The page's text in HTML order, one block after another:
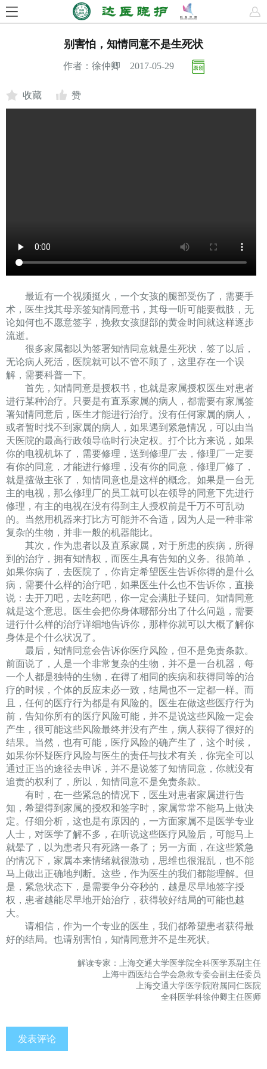
别害怕，知情同意不是生死状
作者：徐仲卿 2017-05-29
收藏 赞
最近有一个视频挺火，一个女孩的腿部受伤了，需要手
术，医生找其母亲签知情同意书，其母一听可能要截肢，无
论如何也不愿意签字，挽救女孩腿部的黄金时间就这样逐步
流逝。
很多家属都以为签署知情同意就是生死状，签了以后，
无论病人死活，医院就可以不管不顾了，这里存在一个误
解，需要科普一下。
首先，知情同意是授权书，也就是家属授权医生对患者
进行某种治疗。只要是有直系家属的病人，都需要有家属签
署知情同意后，医生才能进行治疗。没有任何家属的病人，
或者暂时找不到家属的病人，如果遇到紧急情况，可以由当
天医院的最高行政领导临时行决定权。打个比方来说，如果
你的电视机坏了，需要修理，送到修理厂去，修理厂一定要
有你的同意，才能进行修理，没有你的同意，修理厂修了，
就是擅做主张了，知情同意也是这样的概念。如果是一台无
主的电视，那么修理厂的员工就可以在领导的同意下先进行
修理，有主的电视在没有得到主人授权前是千万不可乱动
的。当然用机器来打比方可能并不合适，因为人是一种非常
复杂的生物，并非一般的机器能比。
其次，作为患者以及直系家属，对于所患的疾病，所得
到的治疗，拥有知情权，而医生具有告知的义务。很简单，
如果你病了，去医院了，你肯定希望医生告诉你得的是什么
病，需要什么样的治疗吧，如果医生什么也不告诉你，直接
说：去开刀吧，去吃药吧，你一定会满肚子疑问。知情同意
就是这个意思。医生会把你身体哪部分出了什么问题，需要
进行什么样的治疗详细地告诉你，那样你就可以大概了解你
身体是个什么状况了。
最后，知情同意会告诉你医疗风险，但不是免责条款。
前面说了，人是一个非常复杂的生物，并不是一台机器，每
一个人都是独特的生物，在得了相同的疾病和获得同等的治
疗的时候，个体的反应未必一致，结局也不一定都一样。而
且，任何的医疗行为都是有风险的。医生在做这些医疗行为
前，告知你所有的医疗风险可能，并不是说这些风险一定会
产生，很可能这些风险最终并没有产生，病人获得了很好的
结果。当然，也有可能，医疗风险的确产生了，这个时候，
如果你怀疑医疗风险与医生的责任与技术有关，你完全可以
通过正当的途径去申诉，并不是说签了知情同意，你就没有
追责的权利了，所以，知情同意不是免责条款。
有时，在一些紧急的情况下，医生对患者家属进行告
知，希望得到家属的授权和签字时，家属常常不能马上做决
定。仔细分析，这也是有原因的，一方面家属不是医学专业
人士，对医学了解不多，在听说这些医疗风险后，可能马上
就晕了，以为患者只有死路一条了；另一方面，在这些紧急
的情况下，家属本来情绪就很激动，思维也很混乱，也不能
马上做出正确地判断。这些，作为医生的我们都能理解。但
是，紧急状态下，是需要争分夺秒的，越是尽早地签字授
权，患者越能尽早地开始治疗，获得较好结局的可能也越
大。
请相信，作为一个专业的医生，我们都希望患者获得最
好的结局。也请别害怕，知情同意并不是生死状。
解读专家：上海交通大学医学院全科医学系副主任
上海中西医结合学会急救专委会副主任委员
上海交通大学医学院附属同仁医院
全科医学科徐仲卿主任医师
发表评论